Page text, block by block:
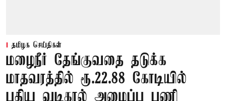
தமிழக செய்திகள்
மழைநீர் தேங்குவதை தடுக்க
மாதவரத்தில் ரூ.22.88 கோடியில்
புதிய வடிகால் அமைப்பு பணி